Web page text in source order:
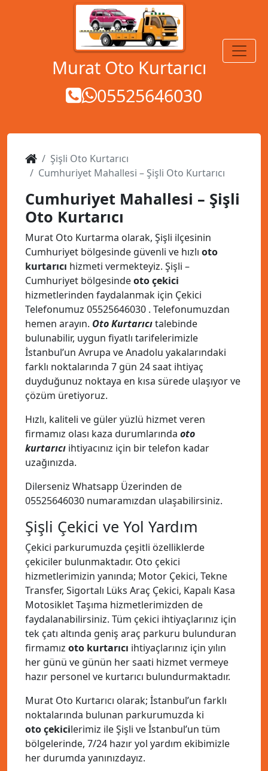
Murat Oto Kurtarıcı
05525646030
MENÜ
Şişli Oto Kurtarıcı
Cumhuriyet Mahallesi – Şişli Oto Kurtarıcı
Cumhuriyet Mahallesi – Şişli
Oto Kurtarıcı
Murat Oto Kurtarma olarak, Şişli ilçesinin
Cumhuriyet bölgesinde güvenli ve hızlı oto
kurtarıcı hizmeti vermekteyiz. Şişli –
Cumhuriyet bölgesindeoto çekici
hizmetlerinden faydalanmak için Çekici
Telefonumuz 05525646030 . Telefonumuzdan
hemen arayın. Oto Kurtarıcıtalebinde
bulunabilir, uygun fiyatlı tarifelerimizle
İstanbul’un Avrupa ve Anadolu yakalarındaki
farklı noktalarında 7 gün 24 saat ihtiyaç
duyduğunuz noktaya en kısa sürede ulaşıyor ve
çözüm üretiyoruz.
Hızlı, kaliteli ve güler yüzlü hizmet veren
firmamız olası kaza durumlarında oto
kurtarıcı ihtiyacınız için bir telefon kadar
uzağınızda.
Dilerseniz Whatsapp Üzerinden de
05525646030 numaramızdan ulaşabilirsiniz.
Şişli Çekici ve Yol Yardım
Çekici parkurumuzda çeşitli özelliklerde
çekiciler bulunmaktadır. Oto çekici
hizmetlerimizin yanında; Motor Çekici, Tekne
Transfer, Sigortalı Lüks Araç Çekici, Kapalı Kasa
Motosiklet Taşıma hizmetlerimizden de
faydalanabilirsiniz. Tüm çekici ihtiyaçlarınız için
tek çatı altında geniş araç parkuru bulunduran
firmamız oto kurtarıcı ihtiyaçlarınız için yılın
her günü ve günün her saati hizmet vermeye
hazır personel ve kurtarıcı bulundurmaktadır.
Murat Oto Kurtarıcı olarak; İstanbul’un farklı
noktalarında bulunan parkurumuzda ki
oto çekicilerimiz ile Şişli ve İstanbul’un tüm
bölgelerinde, 7/24 hazır yol yardım ekibimizle
her durumda yanınızdayız.